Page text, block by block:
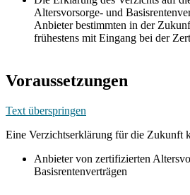
Altersvorsorge- und
Anbieter bestimmten in der
frühestens mit Eingang bei der
Voraussetzungen
Text überspringen
Eine Verzichtserklärung für die Zukunft
Anbieter von zertifizierten
Basisrentenverträgen